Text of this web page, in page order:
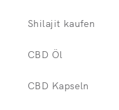
Shilajit kaufen
CBD Öl
CBD Kapseln